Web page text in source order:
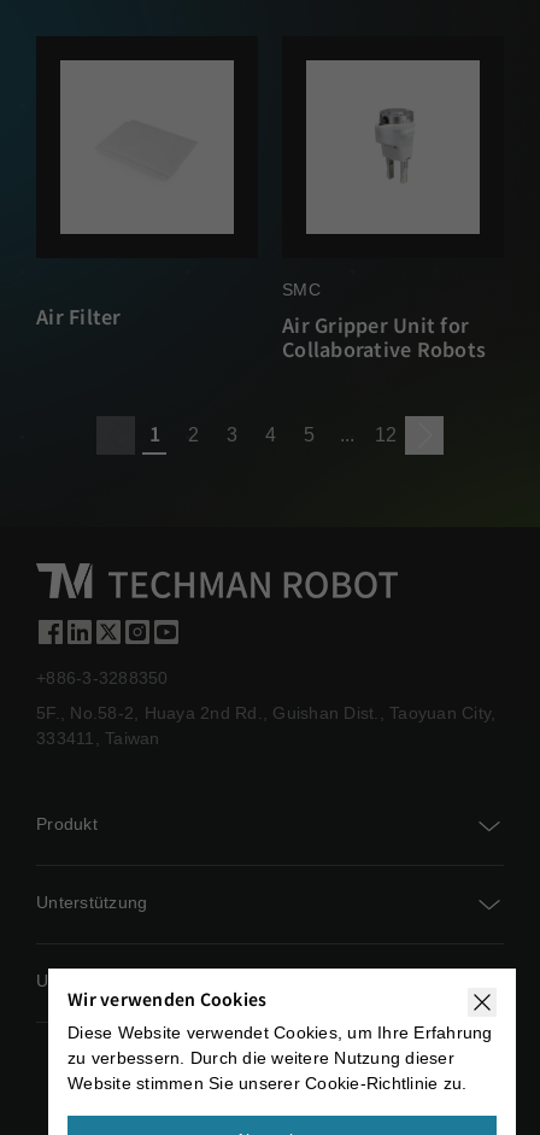
Air Filter
SMC
Air Gripper Unit for
Collaborative Robots
1 2 3 4 5 ... 12
+886-3-3288350
5F., No.58-2, Huaya 2nd Rd., Guishan Dist., Taoyuan City,
333411, Taiwan
Produkt
TM AI Cobot
TMflow
AI Vision
Zusatzgeräte
Unterstützung
TM-Akademie
Download-Center
Technisches Dokument
Kontakt
Unternehmen
Globale Ereignisse
DatenschutzrichtlinieNutzungsbedingungen
Wir verwenden Cookies
Diese Website verwendet Cookies, um Ihre Erfahrung
zu verbessern. Durch die weitere Nutzung dieser
Website stimmen Sie unserer Cookie-Richtlinie zu.